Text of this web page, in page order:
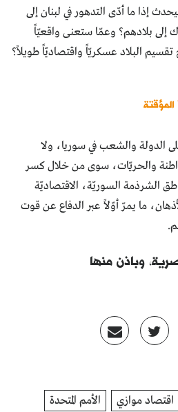
إذا ما أدّى التدهور في لبنان إلى
إلى بلادهم؟ وعمّا ستعنى واقعيّاً
البلاد عسكريّاً واقتصاديّاً طويلاً؟
الدولة والشعب في سوريا، ولا
والحريّات، سوى من خلال كسر
الشرذمة السوريّة، الاقتصاديّة
ما يمرّ أوّلاً عبر الدفاع عن قوت
وباذن منها
اقتصاد موازي
الأمم المتحدة